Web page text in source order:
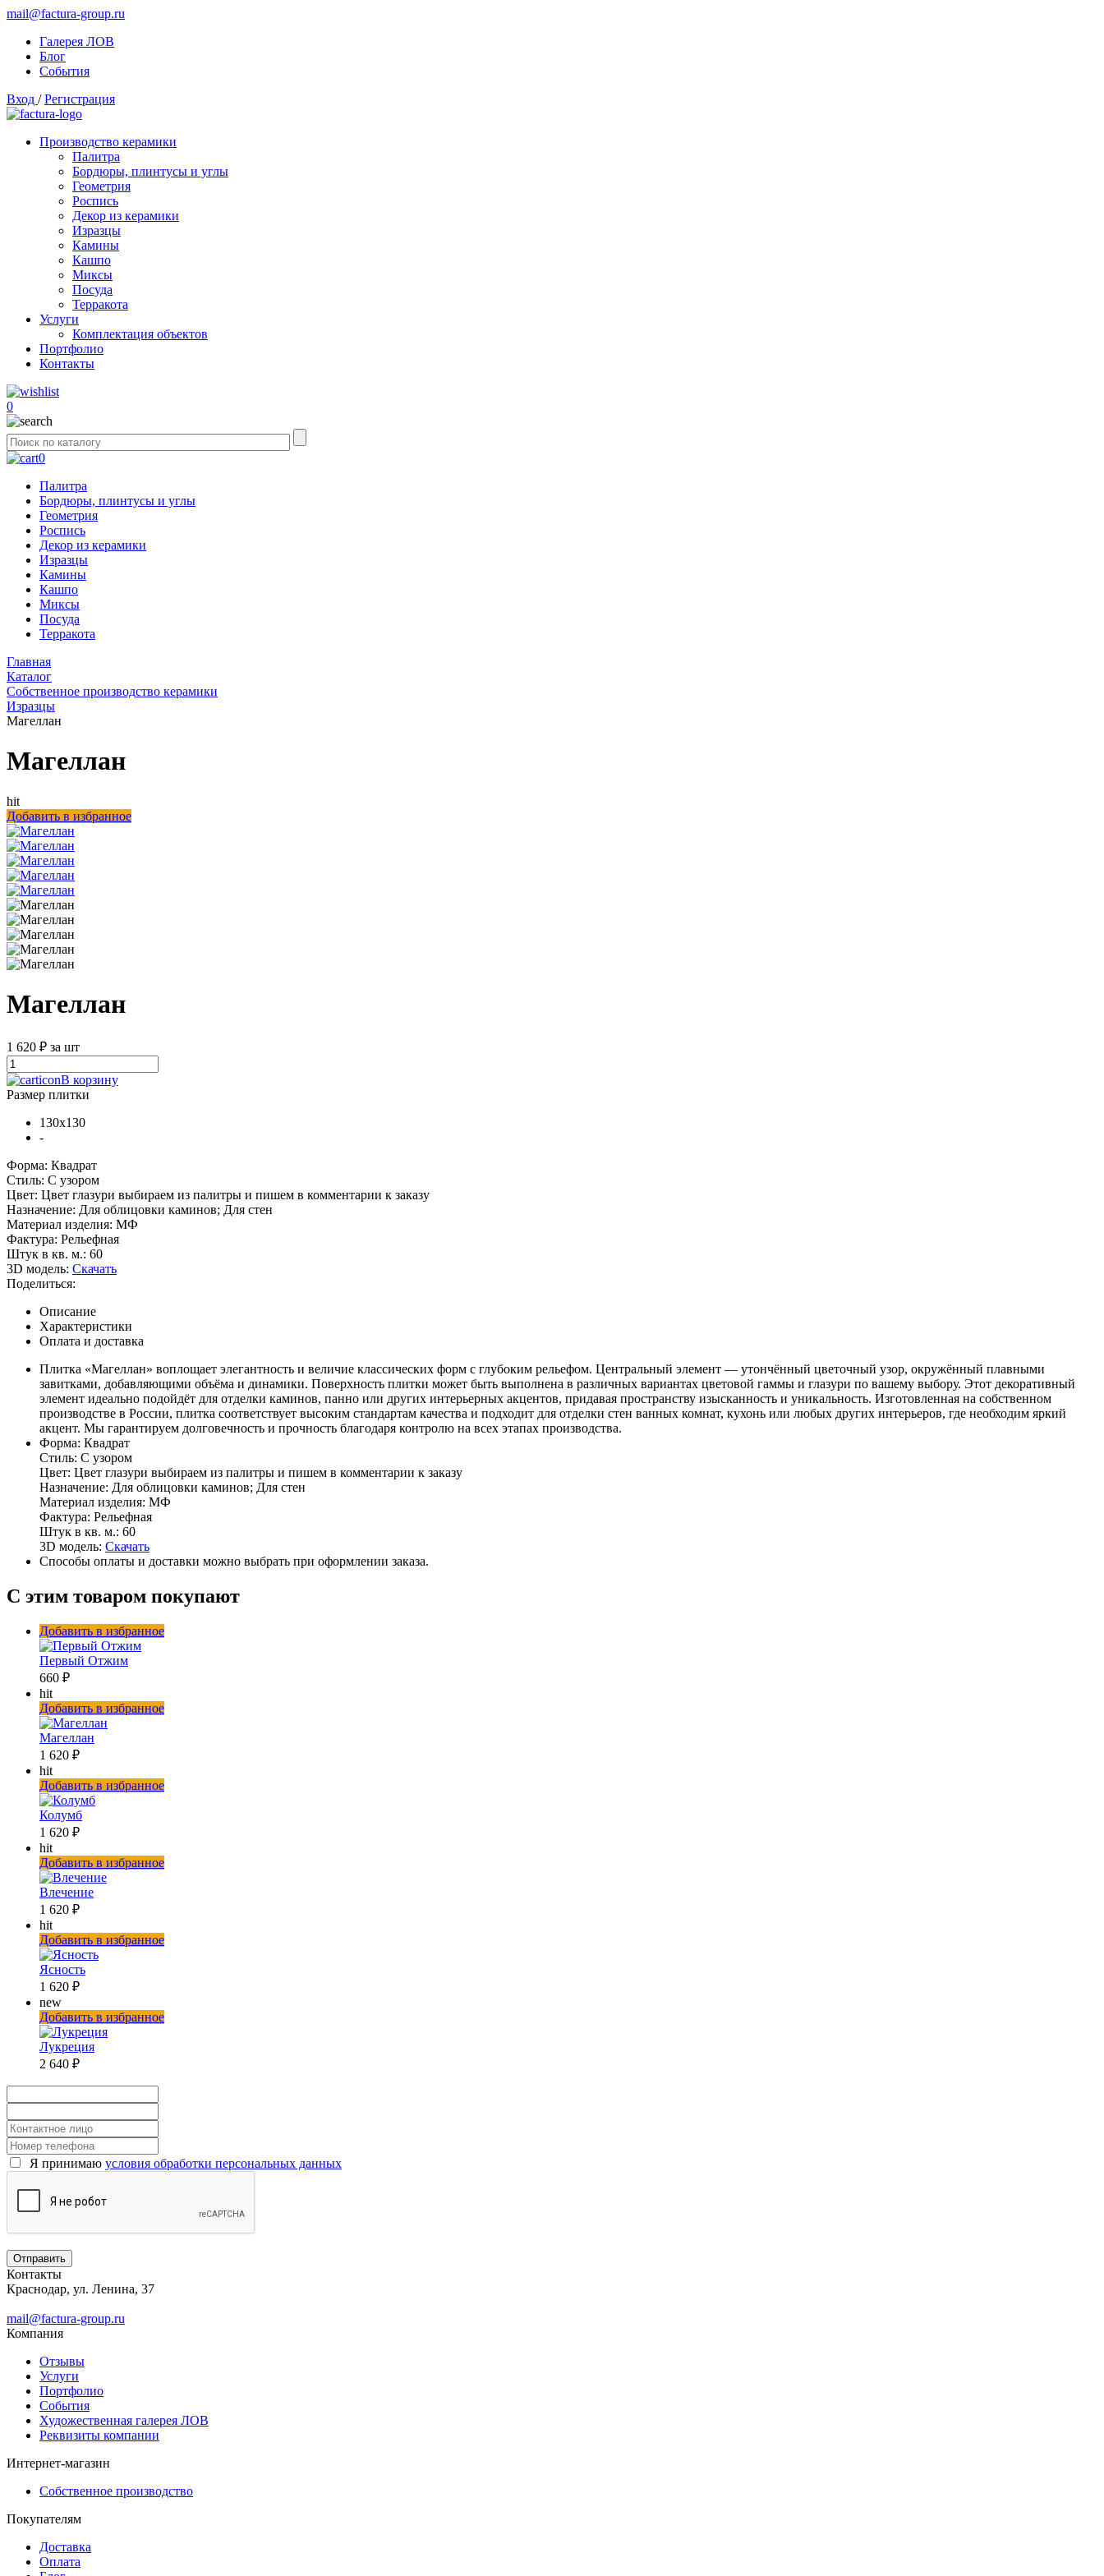
mail@factura-group.ru
Галерея ЛОВ
Блог
События
Вход /Регистрация
Производство керамики
Палитра
Бордюры, плинтусы и углы
Геометрия
Роспись
Декор из керамики
Изразцы
Камины
Кашпо
Миксы
Посуда
Терракота
Услуги
Комплектация объектов
Портфолио
Контакты
0
0
Палитра
Бордюры, плинтусы и углы
Геометрия
Роспись
Декор из керамики
Изразцы
Камины
Кашпо
Миксы
Посуда
Терракота
Главная
Каталог
Собственное производство керамики
Изразцы
Магеллан
Магеллан
hit
Добавить в избранное
Магеллан
1 620 ₽ за шт
В корзину
Размер плитки
130х130
-
Форма: Квадрат
Стиль: С узором
Цвет: Цвет глазури выбираем из палитры и пишем в комментарии к заказу
Назначение: Для облицовки каминов; Для стен
Материал изделия: МФ
Фактура: Рельефная
Штук в кв. м.: 60
3D модель: Скачать
Поделиться:
Описание
Характеристики
Оплата и доставка
Плитка «Магеллан» воплощает элегантность и величие классических форм с глубоким рельефом. Центральный элемент — утончённый цветочный узор, окружённый плавными
завитками, добавляющими объёма и динамики. Поверхность плитки может быть выполнена в различных вариантах цветовой гаммы и глазури по вашему выбору. Этот декоративный
элемент идеально подойдёт для отделки каминов, панно или других интерьерных акцентов, придавая пространству изысканность и уникальность. Изготовленная на собственном
производстве в России, плитка соответствует высоким стандартам качества и подходит для отделки стен ванных комнат, кухонь или любых других интерьеров, где необходим яркий
акцент. Мы гарантируем долговечность и прочность благодаря контролю на всех этапах производства.
Форма: Квадрат
Стиль: С узором
Цвет: Цвет глазури выбираем из палитры и пишем в комментарии к заказу
Назначение: Для облицовки каминов; Для стен
Материал изделия: МФ
Фактура: Рельефная
Штук в кв. м.: 60
3D модель: Скачать
Способы оплаты и доставки можно выбрать при оформлении заказа.
С этим товаром покупают
Добавить в избранное
Первый Отжим
660 ₽
hit
Добавить в избранное
Магеллан
1 620 ₽
hit
Добавить в избранное
Колумб
1 620 ₽
hit
Добавить в избранное
Влечение
1 620 ₽
hit
Добавить в избранное
Ясность
1 620 ₽
new
Добавить в избранное
Лукреция
2 640 ₽
Я принимаю условия обработки персональных данных
Контакты
Краснодар, ул. Ленина, 37
mail@factura-group.ru
Компания
Отзывы
Услуги
Портфолио
События
Художественная галерея ЛОВ
Реквизиты компании
Интернет-магазин
Собственное производство
Покупателям
Доставка
Оплата